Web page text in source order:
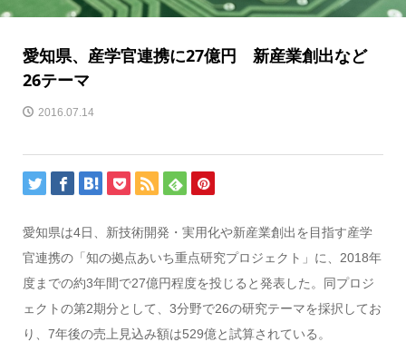
愛知県、産学官連携に27億円 新産業創出など
26テーマ
2016.07.14
愛知県は4日、新技術開発・実用化や新産業創出を目指す産学
官連携の「知の拠点あいち重点研究プロジェクト」に、2018年
度までの約3年間で27億円程度を投じると発表した。同プロジ
ェクトの第2期分として、3分野で26の研究テーマを採択してお
り、7年後の売上見込み額は529億と試算されている。